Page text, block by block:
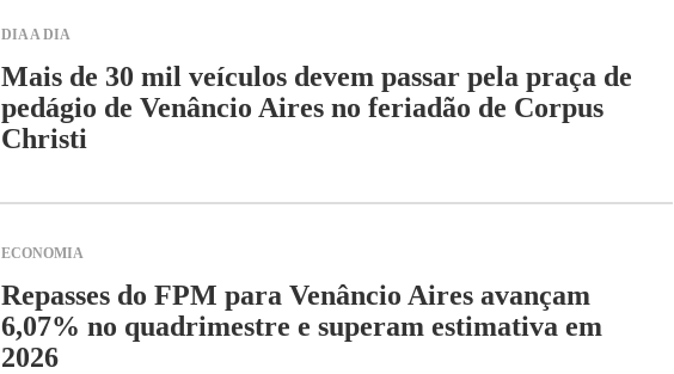
DIA A DIA
Mais de 30 mil veículos devem passar pela praça de
pedágio de Venâncio Aires no feriadão de Corpus
Christi
ECONOMIA
Repasses do FPM para Venâncio Aires avançam
6,07% no quadrimestre e superam estimativa em
2026